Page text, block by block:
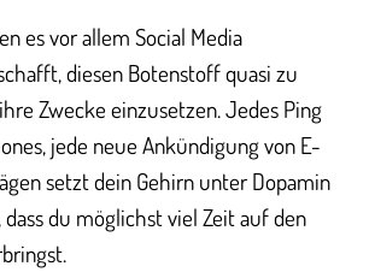
es vor allem Social Media
diesen Botenstoff quasi zu
Zwecke einzusetzen. Jedes Ping
jede neue Ankündigung von E-
setzt dein Gehirn unter Dopamin
du möglichst viel Zeit auf den